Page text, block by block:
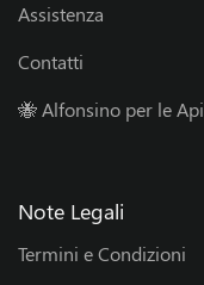
Assistenza
Contatti
🐝 Alfonsino per le Api
Note Legali
Termini e Condizioni